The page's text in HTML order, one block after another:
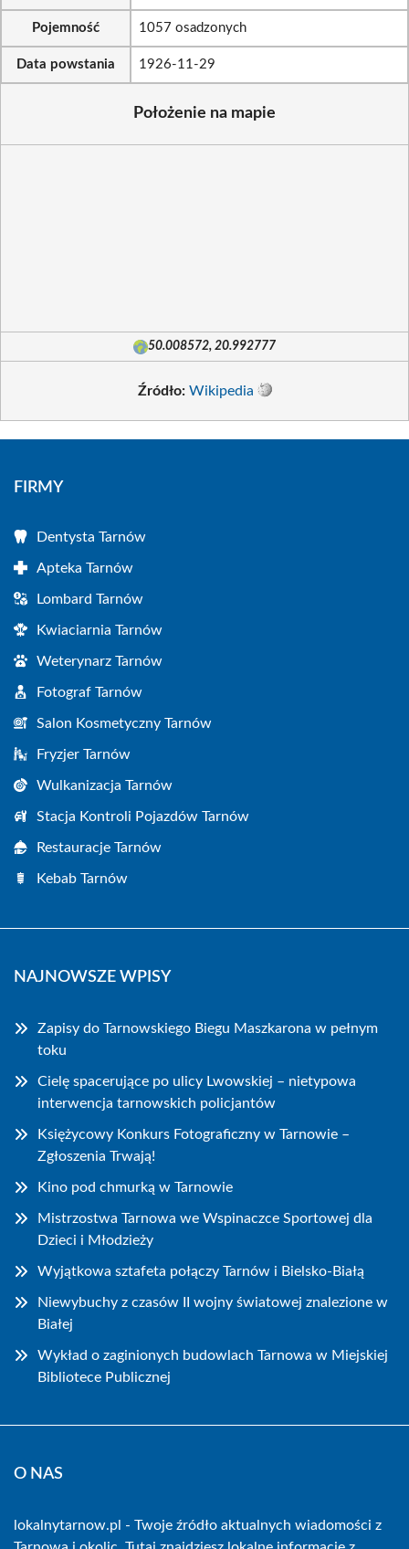
Pojemność 1057 osadzonych
Data powstania 1926-11-29
Położenie na mapie
50.008572, 20.992777
Źródło: Wikipedia
FIRMY
Dentysta Tarnów
Apteka Tarnów
Lombard Tarnów
Kwiaciarnia Tarnów
Weterynarz Tarnów
Fotograf Tarnów
Salon Kosmetyczny Tarnów
Fryzjer Tarnów
Wulkanizacja Tarnów
Stacja Kontroli Pojazdów Tarnów
Restauracje Tarnów
Kebab Tarnów
NAJNOWSZE WPISY
Zapisy do Tarnowskiego Biegu Maszkarona w pełnym
toku
Cielę spacerujące po ulicy Lwowskiej – nietypowa
interwencja tarnowskich policjantów
Księżycowy Konkurs Fotograficzny w Tarnowie –
Zgłoszenia Trwają!
Kino pod chmurką w Tarnowie
Mistrzostwa Tarnowa we Wspinaczce Sportowej dla
Dzieci i Młodzieży
Wyjątkowa sztafeta połączy Tarnów i Bielsko-Białą
Niewybuchy z czasów II wojny światowej znalezione w
Białej
Wykład o zaginionych budowlach Tarnowa w Miejskiej
Bibliotece Publicznej
O NAS
lokalnytarnow.pl - Twoje źródło aktualnych wiadomości z